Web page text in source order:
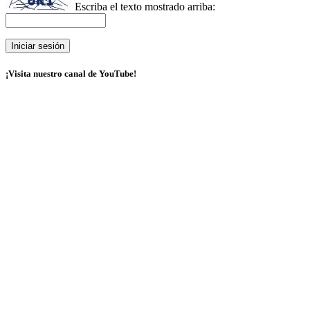
Escriba el texto mostrado arriba:
¡Visita nuestro canal de YouTube!